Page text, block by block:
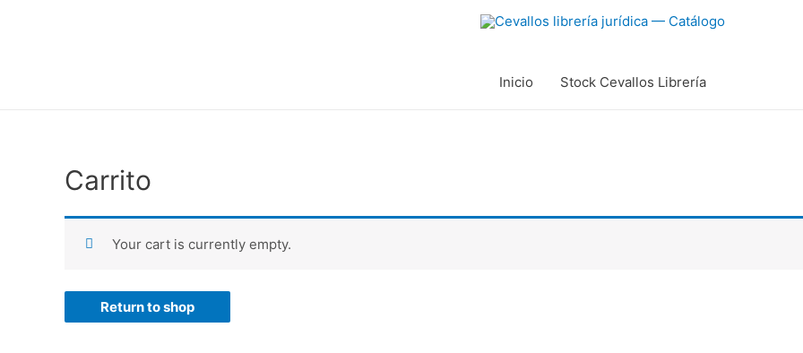
Inicio
Stock Cevallos Librería
Carrito
Your cart is currently empty.
Return to shop